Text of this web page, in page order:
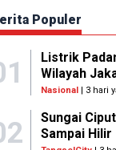
Populer
Listrik
Wilayah
Nasional | 3 hari
Sungai
Sampai Hilir